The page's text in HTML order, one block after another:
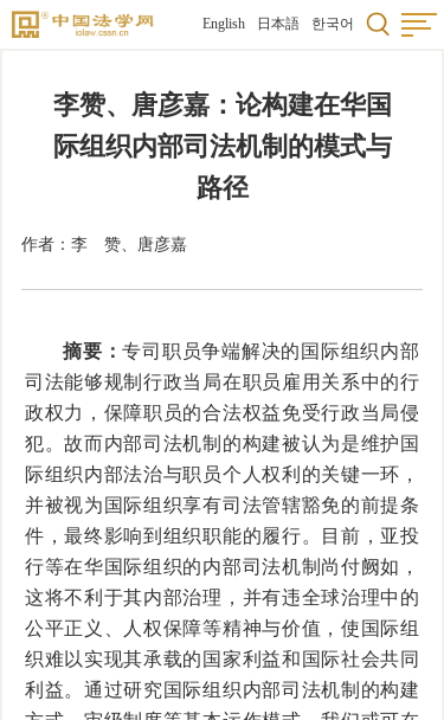
English 日本語 한국어
李赞、唐彦嘉：论构建在华国
际组织内部司法机制的模式与
路径
作者： 李 赞、唐彦嘉
摘要：专司职员争端解决的国际组织内部
司法能够规制行政当局在职员雇用关系中的行
政权力，保障职员的合法权益免受行政当局侵
犯。故而内部司法机制的构建被认为是维护国
际组织内部法治与职员个人权利的关键一环，
并被视为国际组织享有司法管辖豁免的前提条
件，最终影响到组织职能的履行。目前，亚投
行等在华国际组织的内部司法机制尚付阙如，
这将不利于其内部治理，并有违全球治理中的
公平正义、人权保障等精神与价值，使国际组
织难以实现其承载的国家利益和国际社会共同
利益。通过研究国际组织内部司法机制的构建